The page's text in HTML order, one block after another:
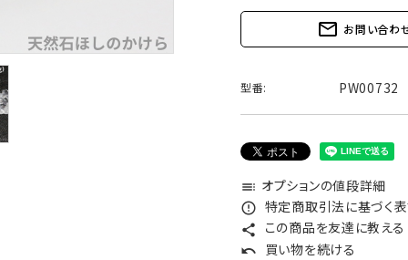
mail_outline お問い合わ
型番: PW00732
toc オプションの値段詳細
error_outline 特定商取引法に基づく
share この商品を友達に教える
undo 買い物を続ける